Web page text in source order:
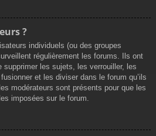
?
individuels (ou des groupes
régulièrement les forums. Ils ont
supprimer les sujets, les verrouiller, les
et les diviser dans le forum qu’ils
modérateurs sont présents pour que les
imposées sur le forum.